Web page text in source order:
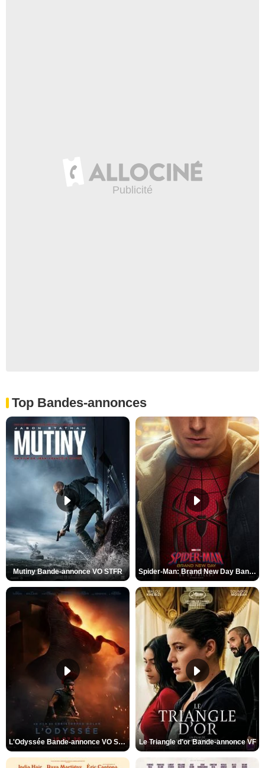
Top Bandes-annonces
Mutiny Bande-annonce VO STFR Spider-Man: Brand New Day Bande-annonce VO STFR
L'Odyssée Bande-annonce VO STFR Le Triangle d'or Bande-annonce VF